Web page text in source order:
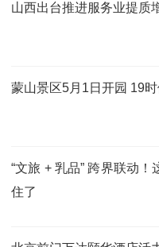
山西出台推进服务业提质
蒙山景区5月1日开园 19
“文旅 + 乳品” 跨界联动
住了